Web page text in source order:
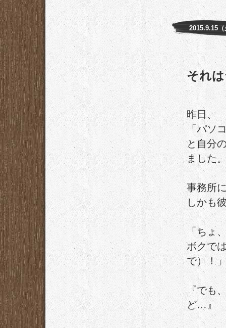
2015.9.15（
それ
昨日、
「パソ
と自分
ました
事務所
しかも
「ちょ
ボクで
で）！
『でも
ど…』